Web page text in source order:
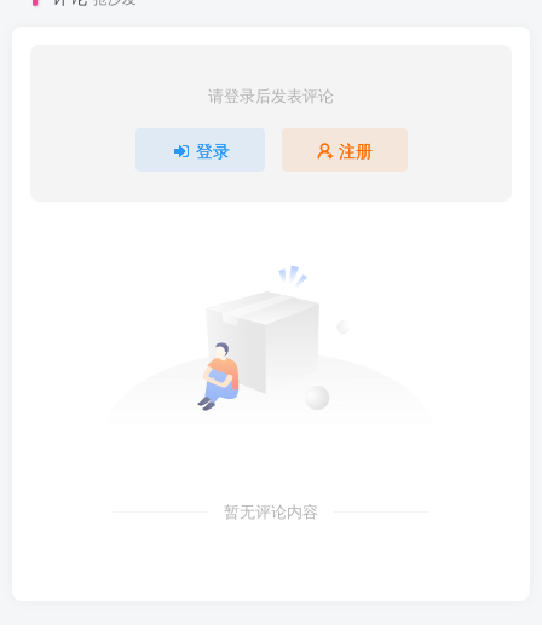
请登录后发表评论
登录 注册
暂无评论内容